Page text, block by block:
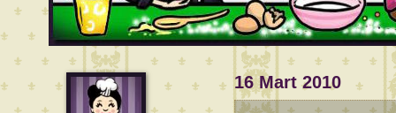
16 Mart 2010